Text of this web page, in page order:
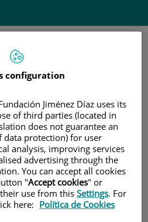
E INNOVACIÓN
configuration
Jiménez Díaz uses its
of third parties (located in
does not guarantee an
data protection) for user
analysis, improving services
advertising through the
You can accept all cookies
"Accept cookies" or
their use from this Settings. For
here: Política de Cookies